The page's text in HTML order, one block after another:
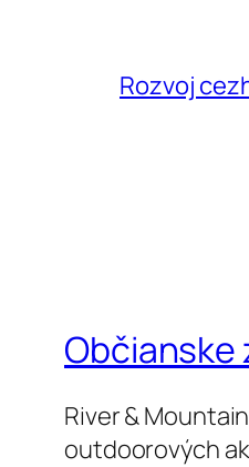
Rozvoj
Občianske
River &
outdoorových